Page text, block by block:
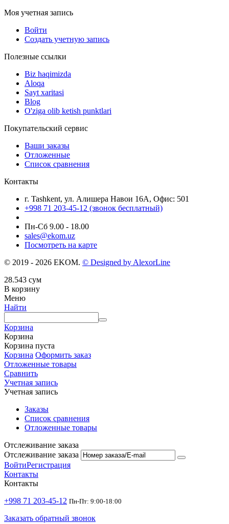
Моя учетная запись
Войти
Создать учетную запись
Полезные ссылки
Biz haqimizda
Aloqa
Sayt xaritasi
Blog
O'ziga olib ketish punktlari
Покупательский сервис
Ваши заказы
Отложенные
Список сравнения
Контакты
г. Tashkent, ул. Алишера Навои 16А, Офис: 501
+998 71 203-45-12 (звонок бесплатный)
Пн-Cб 9.00 - 18.00
sales@ekom.uz
Посмотреть на карте
© 2019 - 2026 EKOM. © Designed by AlexorLine
28.543 сум
В корзину
Меню
Найти
Корзина
Корзина
Корзина пуста
Корзина Оформить заказ
Отложенные товары
Сравнить
Учетная запись
Учетная запись
Заказы
Список сравнения
Отложенные товары
Отслеживание заказа
Отслеживание заказа
ВойтиРегистрация
Контакты
Контакты
+998 71 203-45-12 Пн-Пт: 9:00-18:00
Заказать обратный звонок